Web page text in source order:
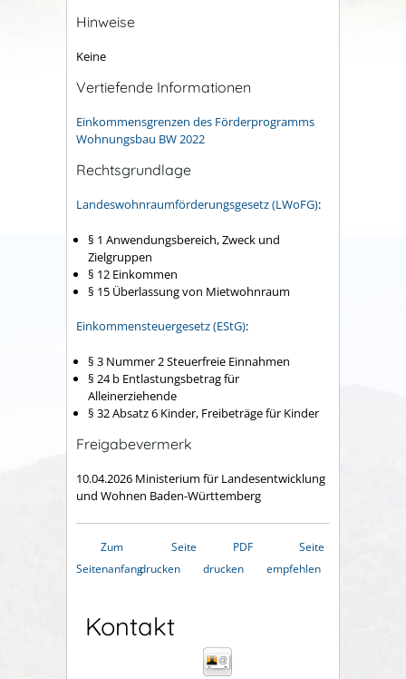
Hinweise
Keine
Vertiefende Informationen
Einkommensgrenzen des Förderprogramms
Wohnungsbau BW 2022
Rechtsgrundlage
Landeswohnraumförderungsgesetz (LWoFG):
§ 1 Anwendungsbereich, Zweck und
Zielgruppen
§ 12 Einkommen
§ 15 Überlassung von Mietwohnraum
Einkommensteuergesetz (EStG):
§ 3 Nummer 2 Steuerfreie Einnahmen
§ 24 b Entlastungsbetrag für
Alleinerziehende
§ 32 Absatz 6 Kinder, Freibeträge für Kinder
Freigabevermerk
10.04.2026 Ministerium für Landesentwicklung
und Wohnen Baden-Württemberg
Zum
Seitenanfang
Seite
drucken
PDF
drucken
Seite
empfehlen
Kontakt